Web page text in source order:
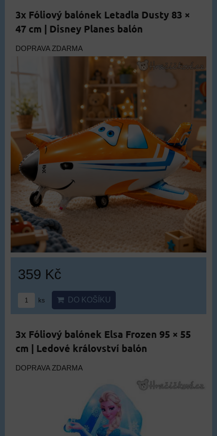
3x Fóliový balónek Letadla Dusty 83 ×
47 cm | Disney Planes balón
DOPRAVA ZDARMA
359 Kč
ks DO KOŠÍKU
3x Fóliový balónek Elsa Frozen 95 × 55
cm | Ledové království balón
DOPRAVA ZDARMA